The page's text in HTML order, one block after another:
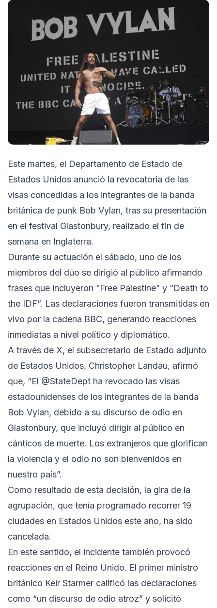
Este martes, el Departamento de Estado de
Estados Unidos anunció la revocatoria de las
visas concedidas a los integrantes de la banda
británica de punk Bob Vylan, tras su presentación
en el festival Glastonbury, realizado el fin de
semana en Inglaterra.
Durante su actuación el sábado, uno de los
miembros del dúo se dirigió al público afirmando
frases que incluyeron “Free Palestine” y “Death to
the IDF”. Las declaraciones fueron transmitidas en
vivo por la cadena BBC, generando reacciones
inmediatas a nivel político y diplomático.
A través de X, el subsecretario de Estado adjunto
de Estados Unidos, Christopher Landau, afirmó
que, “El @StateDept ha revocado las visas
estadounidenses de los integrantes de la banda
Bob Vylan, debido a su discurso de odio en
Glastonbury, que incluyó dirigir al público en
cánticos de muerte. Los extranjeros que glorifican
la violencia y el odio no son bienvenidos en
nuestro país”.
Como resultado de esta decisión, la gira de la
agrupación, que tenía programado recorrer 19
ciudades en Estados Unidos este año, ha sido
cancelada.
En este sentido, el incidente también provocó
reacciones en el Reino Unido. El primer ministro
británico Keir Starmer calificó las declaraciones
como “un discurso de odio atroz” y solicitó